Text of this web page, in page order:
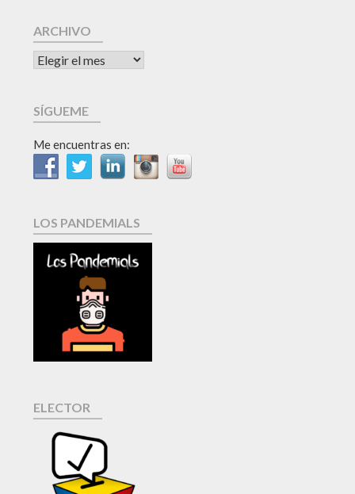
ARCHIVO
SÍGUEME
Me encuentras en:
LOS PANDEMIALS
ELECTOR